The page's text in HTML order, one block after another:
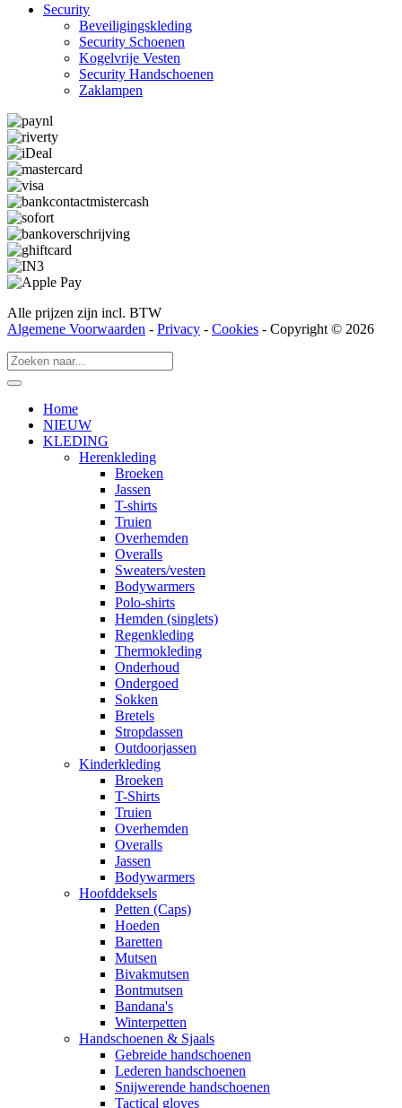
Security
Beveiligings­­kleding
Security Schoenen
Kogelvrije Vesten
Security Hand­­schoenen
Zaklampen
Alle prijzen zijn incl. BTW
Algemene Voorwaarden - Privacy - Cookies - Copyright © 2026
Home
NIEUW
KLEDING
Herenkleding
Broeken
Jassen
T-shirts
Truien
Overhemden
Overalls
Sweaters/vesten
Bodywarmers
Polo-shirts
Hemden (singlets)
Regenkleding
Thermokleding
Onderhoud
Ondergoed
Sokken
Bretels
Stropdassen
Outdoorjassen
Kinderkleding
Broeken
T-Shirts
Truien
Overhemden
Overalls
Jassen
Bodywarmers
Hoofddeksels
Petten (Caps)
Hoeden
Baretten
Mutsen
Bivakmutsen
Bontmutsen
Bandana's
Winterpetten
Handschoenen & Sjaals
Gebreide handschoenen
Lederen handschoenen
Snijwerende handschoenen
Tactical gloves